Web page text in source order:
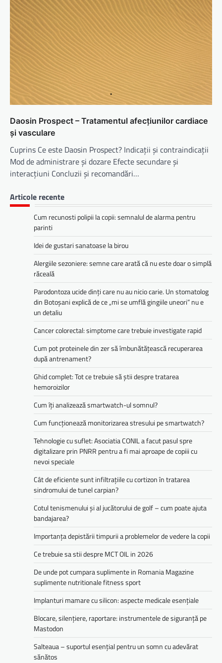
Daosin Prospect – Tratamentul afecțiunilor cardiace
și vasculare
Cuprins Ce este Daosin Prospect? Indicații și contraindicații
Mod de administrare și dozare Efecte secundare și
interacțiuni Concluzii și recomandări…
Articole recente
Cum recunosti polipii la copii: semnalul de alarma pentru
parinti
Idei de gustari sanatoase la birou
Alergiile sezoniere: semne care arată că nu este doar o simplă
răceală
Parodontoza ucide dinți care nu au nicio carie. Un stomatolog
din Botoșani explică de ce „mi se umflă gingiile uneori” nu e
un detaliu
Cancer colorectal: simptome care trebuie investigate rapid
Cum pot proteinele din zer să îmbunătățească recuperarea
după antrenament?
Ghid complet: Tot ce trebuie să știi despre tratarea
hemoroizilor
Cum îți analizează smartwatch-ul somnul?
Cum funcționează monitorizarea stresului pe smartwatch?
Tehnologie cu suflet: Asociatia CONIL a facut pasul spre
digitalizare prin PNRR pentru a fi mai aproape de copiii cu
nevoi speciale
Cât de eficiente sunt infiltrațiile cu cortizon în tratarea
sindromului de tunel carpian?
Cotul tenismenului și al jucătorului de golf – cum poate ajuta
bandajarea?
Importanța depistării timpurii a problemelor de vedere la copii
Ce trebuie sa stii despre MCT OIL in 2026
De unde pot cumpara suplimente in Romania Magazine
suplimente nutritionale fitness sport
Implanturi mamare cu silicon: aspecte medicale esențiale
Blocare, silențiere, raportare: instrumentele de siguranță pe
Mastodon
Salteaua – suportul esențial pentru un somn cu adevărat
sănătos